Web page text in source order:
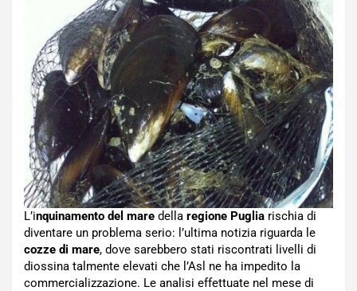
L’inquinamento del mare della regione Puglia rischia di
diventare un problema serio: l’ultima notizia riguarda le
cozze di mare, dove sarebbero stati riscontrati livelli di
diossina talmente elevati che l’Asl ne ha impedito la
commercializzazione. Le analisi effettuate nel mese di